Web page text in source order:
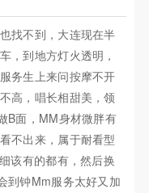
找不到，大连现在半
，到地方灯火透明，
务生上来问按摩不开
高，唱长相甜美，领
B面，MM身材微胖有
不出来，属于耐看型
该有的都有，然后换
到钟Mm服务太好又加